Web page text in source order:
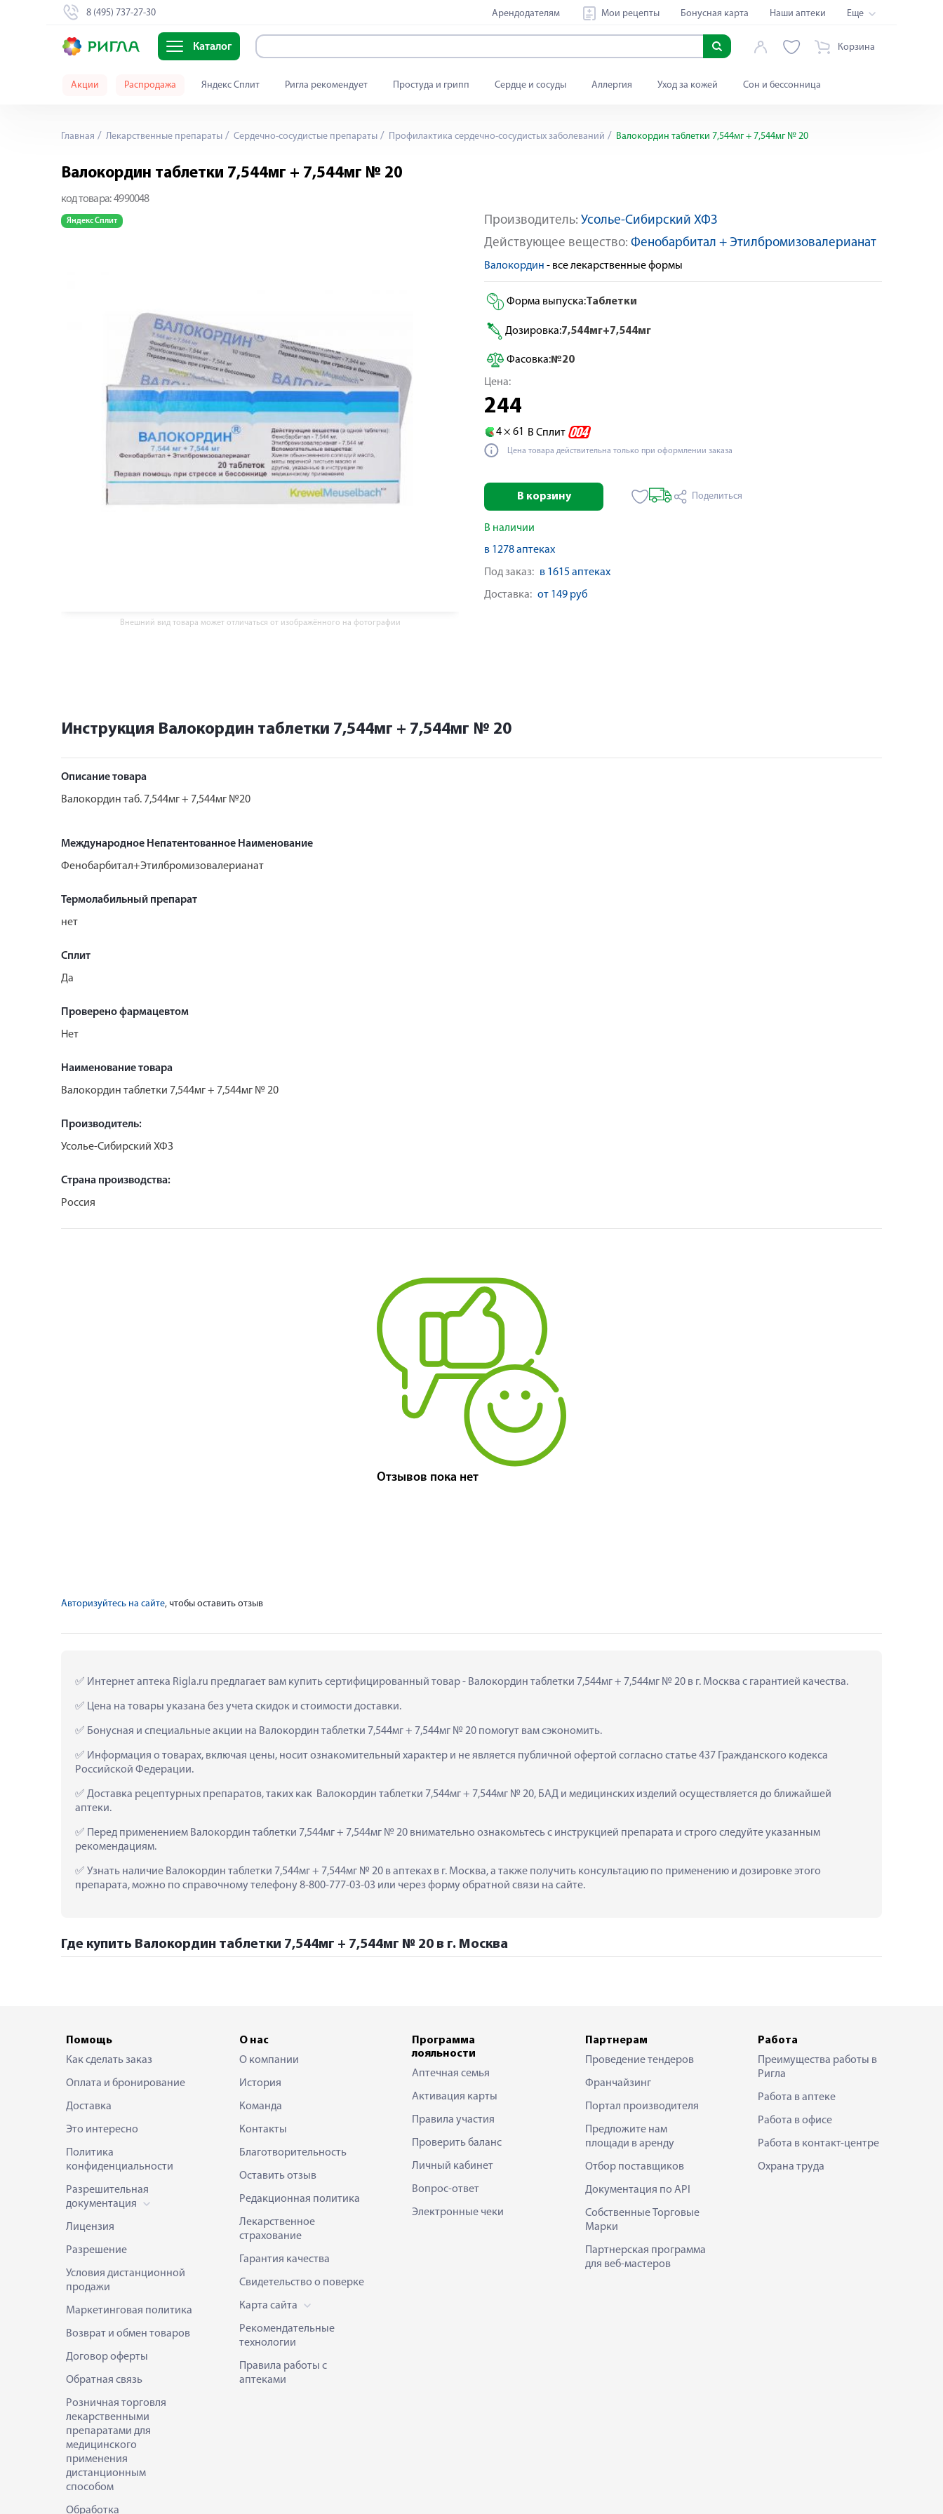
8 (495) 737-27-30 Арендодателям Мои рецепты Бонусная карта Наши аптеки Еще
Каталог Корзина
Акции Распродажа Яндекс Сплит Ригла рекомендует Простуда и грипп Сердце и сосуды Аллергия Уход за кожей Сон и бессонница
Главная Лекарственные препараты Сердечно-сосудистые препараты Профилактика сердечно-сосудистых заболеваний Валокордин таблетки 7,544мг + 7,544мг № 20
Валокордин таблетки 7,544мг + 7,544мг № 20
код товара: 4990048
Яндекс Сплит
Внешний вид товара может отличаться от изображённого на фотографии
Производитель: Усолье-Сибирский ХФЗ
Действующее вещество: Фенобарбитал + Этилбромизовалерианат
Валокордин - все лекарственные формы
Форма выпуска:Таблетки
Дозировка:7,544мг+7,544мг
Фасовка:№20
Цена:
244
4 × 61 В Сплит
Цена товара действительна только при оформлении заказа
В корзину Поделиться
В наличии
в 1278 аптеках
Под заказ: в 1615 аптеках
Доставка: от 149 руб
Инструкция Валокордин таблетки 7,544мг + 7,544мг № 20
Описание товара
Валокордин таб. 7,544мг + 7,544мг №20
Международное Непатентованное Наименование
Фенобарбитал+Этилбромизовалерианат
Термолабильный препарат
нет
Сплит
Да
Проверено фармацевтом
Нет
Наименование товара
Валокордин таблетки 7,544мг + 7,544мг № 20
Производитель:
Усолье-Сибирский ХФЗ
Страна производства:
Россия
Отзывов пока нет
Авторизуйтесь на сайте, чтобы оставить отзыв
Интернет аптека Rigla.ru предлагает вам купить сертифицированный товар - Валокордин таблетки 7,544мг + 7,544мг № 20 в г. Москва с гарантией качества.
Цена на товары указана без учета скидок и стоимости доставки.
Бонусная и специальные акции на Валокордин таблетки 7,544мг + 7,544мг № 20 помогут вам сэкономить.
Информация о товарах, включая цены, носит ознакомительный характер и не является публичной офертой согласно статье 437 Гражданского кодекса
Российской Федерации.
Доставка рецептурных препаратов, таких как  Валокордин таблетки 7,544мг + 7,544мг № 20, БАД и медицинских изделий осуществляется до ближайшей
аптеки.
Перед применением Валокордин таблетки 7,544мг + 7,544мг № 20 внимательно ознакомьтесь с инструкцией препарата и строго следуйте указанным
рекомендациям.
Узнать наличие Валокордин таблетки 7,544мг + 7,544мг № 20 в аптеках в г. Москва, а также получить консультацию по применению и дозировке этого
препарата, можно по справочному телефону 8-800-777-03-03 или через форму обратной связи на сайте.
Где купить Валокордин таблетки 7,544мг + 7,544мг № 20 в г. Москва
Помощь
Как сделать заказ
Оплата и бронирование
Доставка
Это интересно
Политика
конфиденциальности
Разрешительная
документация
Лицензия
Разрешение
Условия дистанционной
продажи
Маркетинговая политика
Возврат и обмен товаров
Договор оферты
Обратная связь
Розничная торговля
лекарственными
препаратами для
медицинского
применения
дистанционным
способом
Обработка
О нас
О компании
История
Команда
Контакты
Благотворительность
Оставить отзыв
Редакционная политика
Лекарственное
страхование
Гарантия качества
Свидетельство о поверке
Карта сайта
Рекомендательные
технологии
Правила работы с
аптеками
Программа
лояльности
Аптечная семья
Активация карты
Правила участия
Проверить баланс
Личный кабинет
Вопрос-ответ
Электронные чеки
Партнерам
Проведение тендеров
Франчайзинг
Портал производителя
Предложите нам
площади в аренду
Отбор поставщиков
Документация по API
Собственные Торговые
Марки
Партнерская программа
для веб-мастеров
Работа
Преимущества работы в
Ригла
Работа в аптеке
Работа в офисе
Работа в контакт-центре
Охрана труда